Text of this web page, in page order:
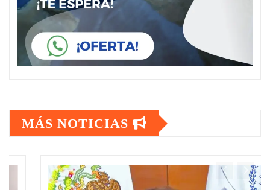
MÁS NOTICIAS